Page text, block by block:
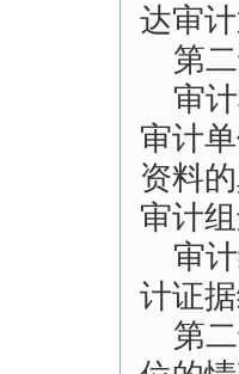
达审计
第二
审计
审计
资料
审计
审计
计证
第二